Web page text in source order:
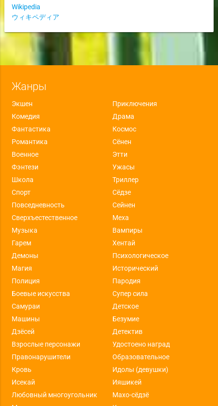
Wikipedia
ウィキペディア
Жанры
Экшен
Приключения
Комедия
Драма
Фантастика
Космос
Романтика
Сёнен
Военное
Этти
Фэнтези
Ужасы
Школа
Триллер
Спорт
Сёдзе
Повседневность
Сейнен
Сверхъестественное
Меха
Музыка
Вампиры
Гарем
Хентай
Демоны
Психологическое
Магия
Исторический
Полиция
Пародия
Боевые искусства
Супер сила
Самураи
Детское
Машины
Безумие
Дзёсей
Детектив
Взрослые персонажи
Удостоено наград
Правонарушители
Образовательное
Кровь
Идолы (девушки)
Исекай
Ияшикей
Любовный многоугольник
Махо-сёдзё